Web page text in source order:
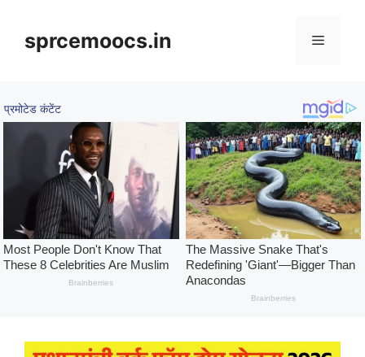
content
sprcemoocs.in Menu